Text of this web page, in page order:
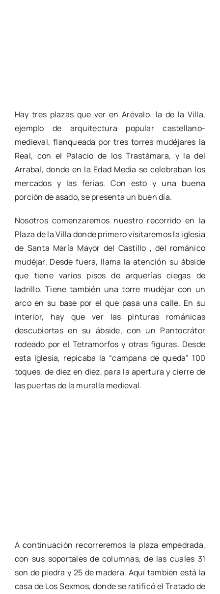
Hay tres plazas que ver en Arévalo: la de la Villa,
ejemplo de arquitectura popular castellano-
medieval, flanqueada por tres torres mudéjares la
Real, con el Palacio de los Trastámara, y la del
Arrabal, donde en la Edad Media se celebraban los
mercados y las ferias. Con esto y una buena
porción de asado, se presenta un buen día.
Nosotros comenzaremos nuestro recorrido en la
Plaza de la Villa donde primero visitaremos la iglesia
de Santa María Mayor del Castillo , del románico
mudéjar. Desde fuera, llama la atención su ábside
que tiene varios pisos de arquerías ciegas de
ladrillo. Tiene también una torre mudéjar con un
arco en su base por el que pasa una calle. En su
interior, hay que ver las pinturas románicas
descubiertas en su ábside, con un Pantocrátor
rodeado por el Tetramorfos y otras figuras. Desde
esta Iglesia, repicaba la “campana de queda” 100
toques, de diez en diez, para la apertura y cierre de
las puertas de la muralla medieval.
A continuación recorreremos la plaza empedrada,
con sus soportales de columnas, de las cuales 31
son de piedra y 25 de madera. Aquí también está la
casa de Los Sexmos, donde se ratificó el Tratado de